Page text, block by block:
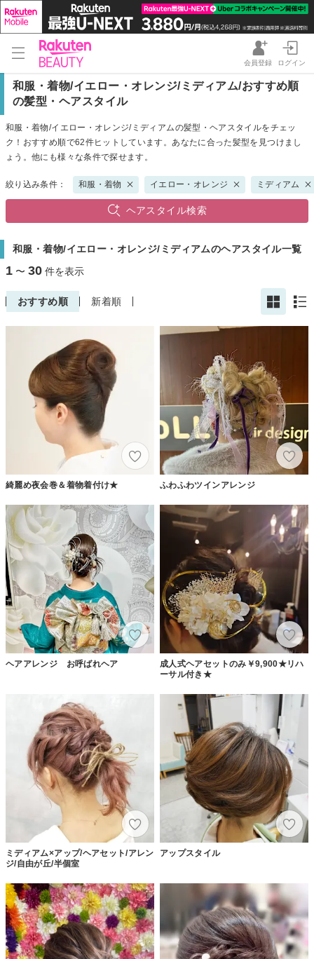
会員登録 ログイン
和服・着物/イエロー・オレンジ/ミディアム/おすすめ順
の髪型・ヘアスタイル
和服・着物/イエロー・オレンジ/ミディアムの髪型・ヘアスタイルをチェッ
ク！おすすめ順で62件ヒットしています。あなたに合った髪型を見つけまし
ょう。他にも様々な条件で探せます。
絞り込み条件： 和服・着物 イエロー・オレンジ ミディアム
ヘアスタイル検索
和服・着物/イエロー・オレンジ/ミディアムのヘアスタイル一覧
1 〜 30 件を表示
おすすめ順 新着順
綺麗め夜会巻＆着物着付け★ ふわふわツインアレンジ
ヘアアレンジ お呼ばれヘア
成人式ヘアセットのみ￥9,900★リハ
ーサル付き★
ミディアム×アップ/ヘアセット/アレン
ジ/自由が丘/半個室
アップスタイル